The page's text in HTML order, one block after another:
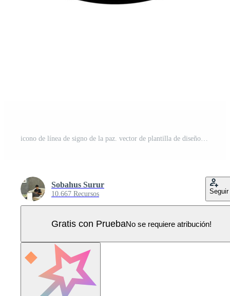
icono de línea de signo de la paz. vector de plantilla de diseño Vector Pro
Sobahus Surur
10.667 Recursos Seguir
Gratis con PruebaNo se requiere atribución!